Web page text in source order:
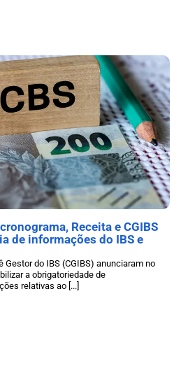
Receita e CGIBS
de informações do IBS e
Gestor do IBS (CGIBS) anunciaram no
a obrigatoriedade de
relativas ao [...]